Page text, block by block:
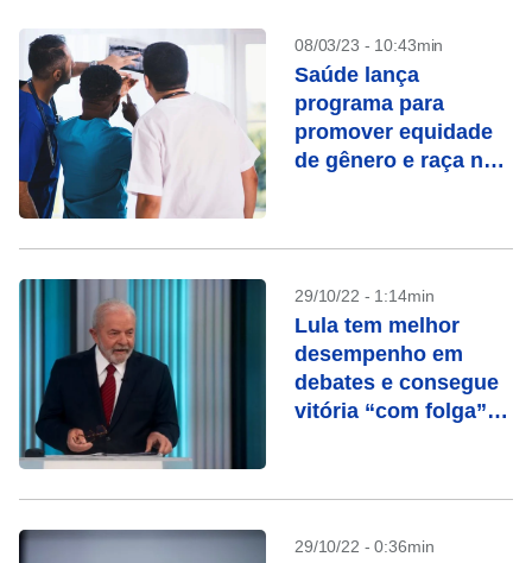
08/03/23 - 10:43min
Saúde lança
programa para
promover equidade
de gênero e raça no
29/10/22 - 1:14min
Lula tem melhor
desempenho em
debates e consegue
vitória “com folga”
29/10/22 - 0:36min